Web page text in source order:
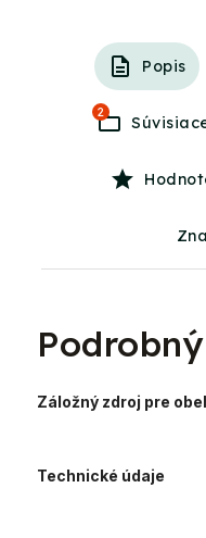
Popis
2
Záložný zdroj pre
Technické údaje